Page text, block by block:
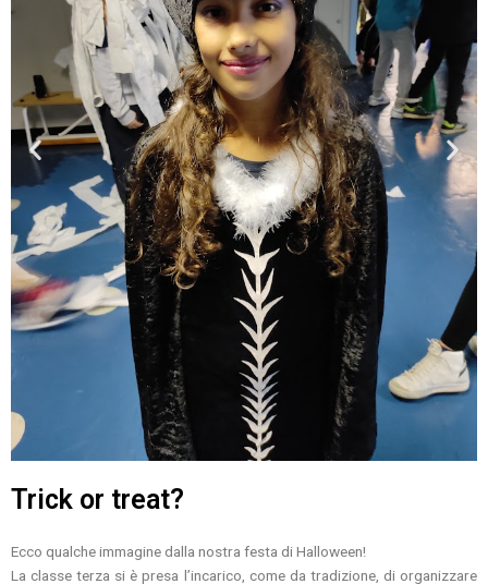
Trick or treat?
Ecco qualche immagine dalla nostra festa di Halloween!
La classe terza si è presa l’incarico, come da tradizione, di organizzare